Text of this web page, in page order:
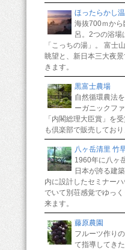
ほったらかし
海抜700ｍか
呂。2つの浴場
「こっちの湯」。 富士
眺望と、新日本三大夜
きます。
黒富士農場
自然循環農法
ーガニックフ
「内閣総理大臣賞」を
も倶楽部で販売しており
八ヶ岳清里 竹
1960年に八ヶ
日本が誇る建
内に設計したセミナー
でいて別荘感覚でゆっ
来ます。
藤原農園
フルーツ作り
て指導してき